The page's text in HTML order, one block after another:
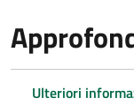
Ulteriori